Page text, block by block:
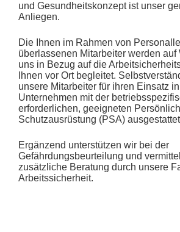
und Gesundheitskonzept ist unser
Anliegen.
Die Ihnen im Rahmen von
überlassenen Mitarbeiter werden auf
uns in Bezug auf die
Ihnen vor Ort begleitet.
unsere Mitarbeiter für ihren Einsatz
Unternehmen mit der
erforderlichen, geeigneten
Schutzausrüstung (PSA)
Ergänzend unterstützen wir bei der
Gefährdungsbeurteilung und
zusätzliche Beratung durch unsere
Arbeitssicherheit.